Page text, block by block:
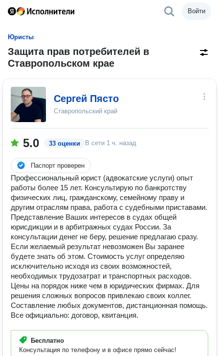
Войти
Юристы
Защита прав потребителей в
Ставропольском крае
Сергей Пясто
Ставропольский край
5.0 33 оценки В сети 1 ч. назад
Паспорт проверен
Профессиональный юрист (адвокатские услуги) опыт
работы более 15 лет. Консультирую по банкротству
физических лиц, гражданскому, семейному праву и
другим отраслям права, работа с судебными приставами.
Представление Ваших интересов в судах общей
юрисдикции и в арбитражных судах России. За
консультации денег не беру, решение предлагаю сразу.
Если желаемый результат невозможен Вы заранее
будете знать об этом. Стоимость услуг определяю
исключительно исходя из своих возможностей,
необходимых трудозатрат и транспортных расходов.
Цены на порядок ниже чем в юридических фирмах. Для
решения сложных вопросов привлекаю своих коллег.
Составление любых документов, дистанционная помощь.
Все официально: договор, квитанция.
Бесплатно
Консультация по телефону и в офисе прямо сейчас!